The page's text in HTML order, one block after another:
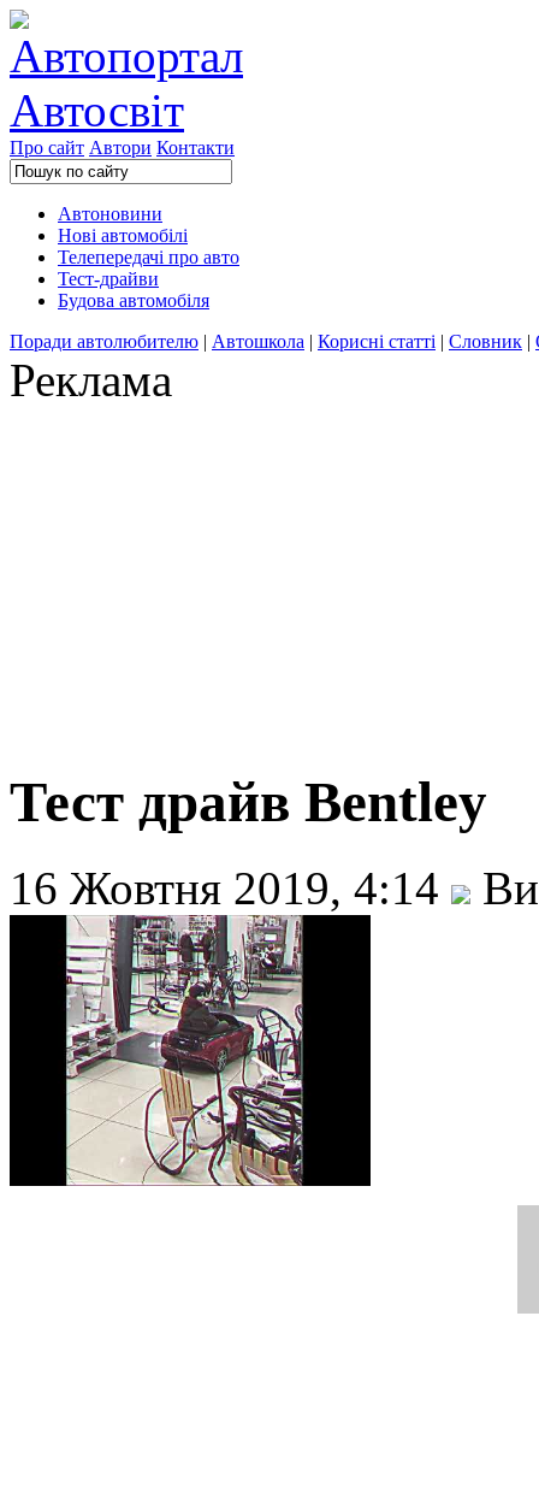
Про сайт Автори Контакти
Автоновини
Нові автомобілі
Телепередачі про авто
Тест-драйви
Будова автомобіля
Поради автолюбителю | Автошкола | Корисні статті | Словник |
Реклама
Тест драйв Bentley
16 Жовтня 2019, 4:14